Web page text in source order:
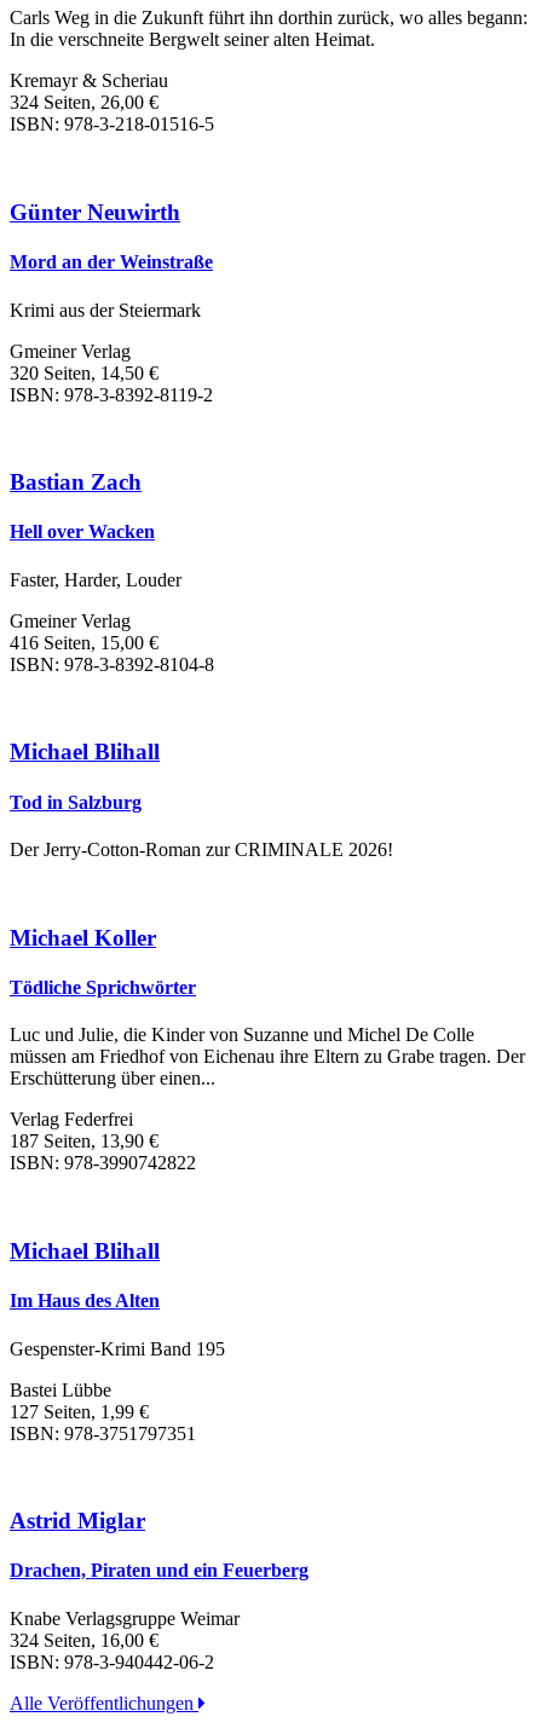
Carls Weg in die Zukunft führt ihn dorthin zurück, wo alles begann:
In die verschneite Bergwelt seiner alten Heimat.
Kremayr & Scheriau
324 Seiten, 26,00 €
ISBN: 978-3-218-01516-5
Günter Neuwirth
Mord an der Weinstraße
Krimi aus der Steiermark
Gmeiner Verlag
320 Seiten, 14,50 €
ISBN: 978-3-8392-8119-2
Bastian Zach
Hell over Wacken
Faster, Harder, Louder
Gmeiner Verlag
416 Seiten, 15,00 €
ISBN: 978-3-8392-8104-8
Michael Blihall
Tod in Salzburg
Der Jerry-Cotton-Roman zur CRIMINALE 2026!
Michael Koller
Tödliche Sprichwörter
Luc und Julie, die Kinder von Suzanne und Michel De Colle
müssen am Friedhof von Eichenau ihre Eltern zu Grabe tragen. Der
Erschütterung über einen...
Verlag Federfrei
187 Seiten, 13,90 €
ISBN: 978-3990742822
Michael Blihall
Im Haus des Alten
Gespenster-Krimi Band 195
Bastei Lübbe
127 Seiten, 1,99 €
ISBN: 978-3751797351
Astrid Miglar
Drachen, Piraten und ein Feuerberg
Knabe Verlagsgruppe Weimar
324 Seiten, 16,00 €
ISBN: 978-3-940442-06-2
Alle Veröffentlichungen